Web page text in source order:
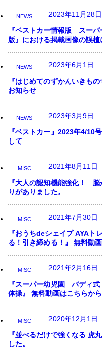
NEWS
2023年11月28日
『ベストカー情報版 スー
版』における掲載画像の誤植
NEWS
2023年6月1日
『はじめてのずかんいきも
お知らせ
NEWS
2023年3月9日
『ベストカー』2023年4/10
して
MISC
2021年8月11日
『大人の認知機能強化！
りがありました。
MISC
2021年7月30日
『おうちdeシェイプ AYAト
る！引き締める！』 無料動
MISC
2021年2月16日
『スーパー幼児園 バディ
体操』 無料動画はこちらから
MISC
2020年12月1日
『並べるだけで強くなる 虎
した。